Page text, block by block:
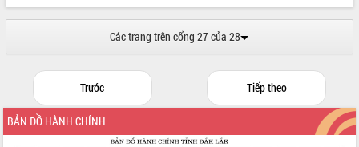
Khơi thông điểm nghẽn, đẩy nhanh
giải ngân vốn khắc phục thiên tai
HĐND tỉnh thông qua điều chỉnh Quy
Hội thảo góp ý hồ sơ điều chỉnh quy
hoạch tỉnh Đắk Lắk thời kỳ 2021-2030,
tầm nhìn đến năm 2050
Nâng cao hiệu quả hoạt động của các
Các trang trên cổng 27 của 28
Trước Tiếp theo
BẢN ĐỒ HÀNH CHÍNH